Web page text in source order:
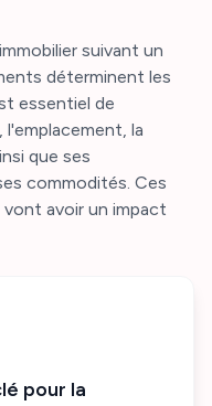
suivant un
déterminent les
essentiel de
la
que ses
commodités. Ces
avoir un impact
pour la